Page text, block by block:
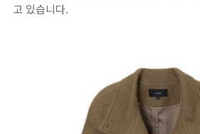
고 있습니다.